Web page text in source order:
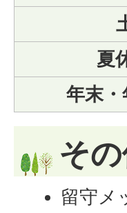
夏
年末
そ
留守メ